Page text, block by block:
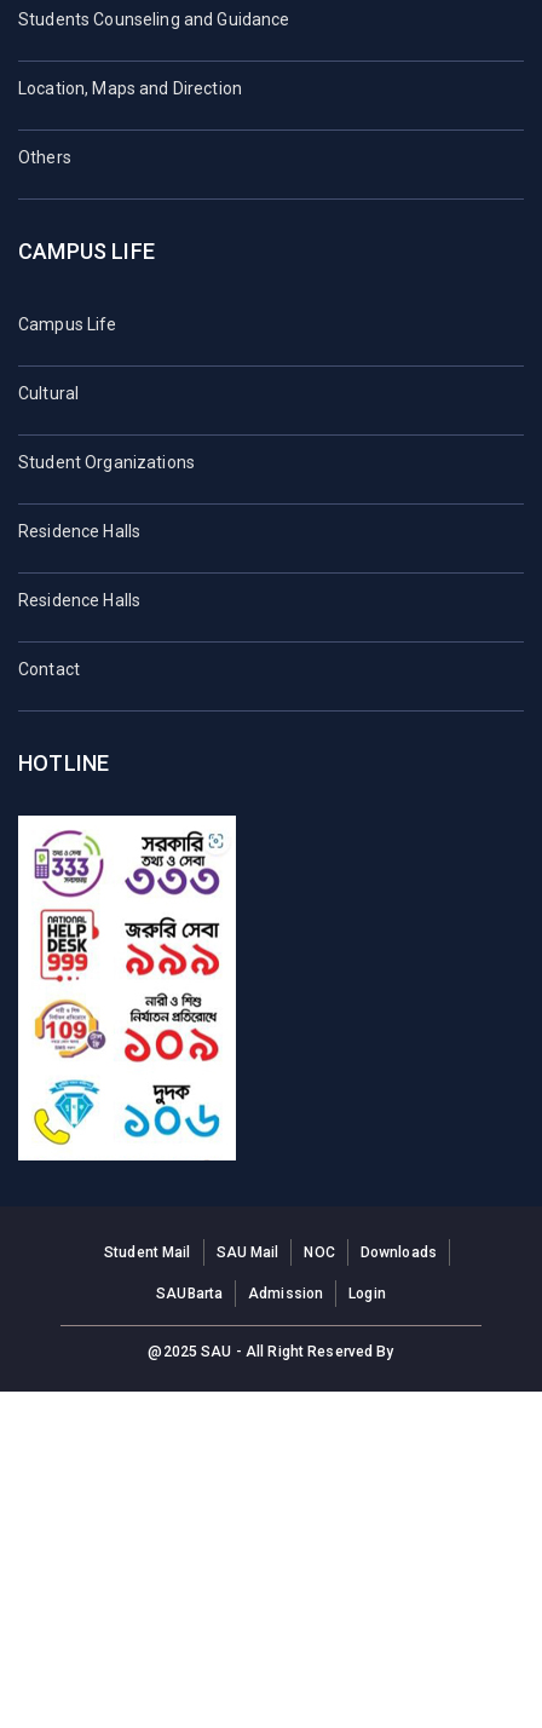
Students Counseling and Guidance
Location, Maps and Direction
Others
CAMPUS LIFE
Campus Life
Cultural
Student Organizations
Residence Halls
Residence Halls
Contact
HOTLINE
Student Mail SAU Mail NOC Downloads
SAUBarta Admission Login
@2025 SAU - All Right Reserved By